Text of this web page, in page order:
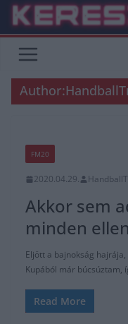
Skip
content
Author:
FM20
2020.04.29.
Akkor sem
minden
Eljött a bajnokság
Kupából már búcsúztam,
Read More